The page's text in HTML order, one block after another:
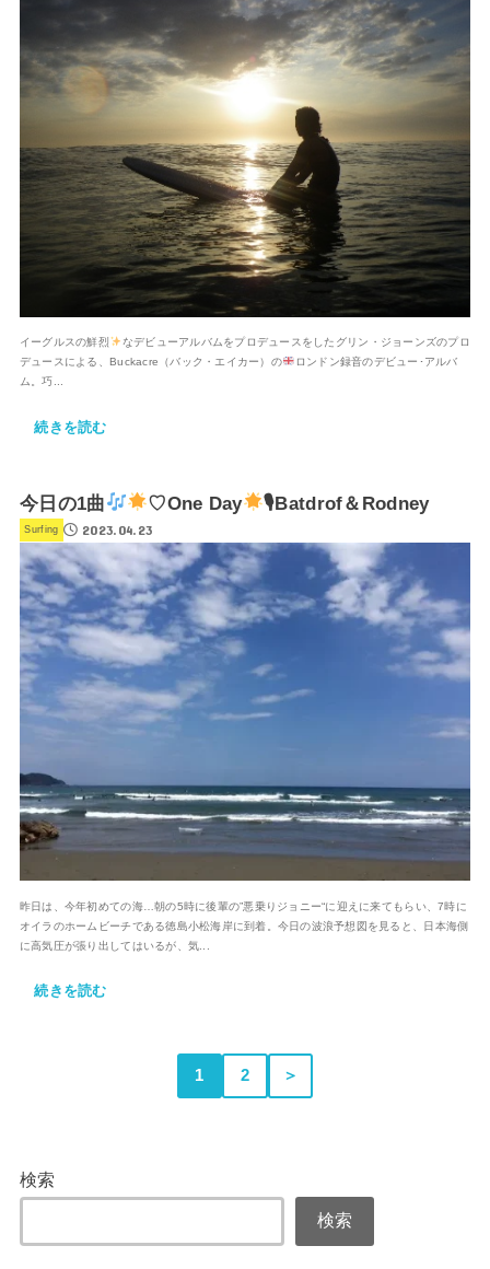
イーグルスの鮮烈
なデビューアルバムをプロデュースをしたグリン・ジョーンズのプロ
デュースによる、Buckacre（バック・エイカー）の
ロンドン録音のデビュー･アルバ
ム。巧...
続きを読む
今日の1曲 ♡One Day 🎙Batdrof＆Rodney
Surfing 2023.04.23
昨日は、今年初めての海…朝の5時に後輩の”悪乗りジョニー“に迎えに来てもらい、7時に
オイラのホームビーチである徳島小松海岸に到着。今日の波浪予想図を見ると、日本海側
に高気圧が張り出してはいるが、気...
続きを読む
1 2 ＞
検索
検索